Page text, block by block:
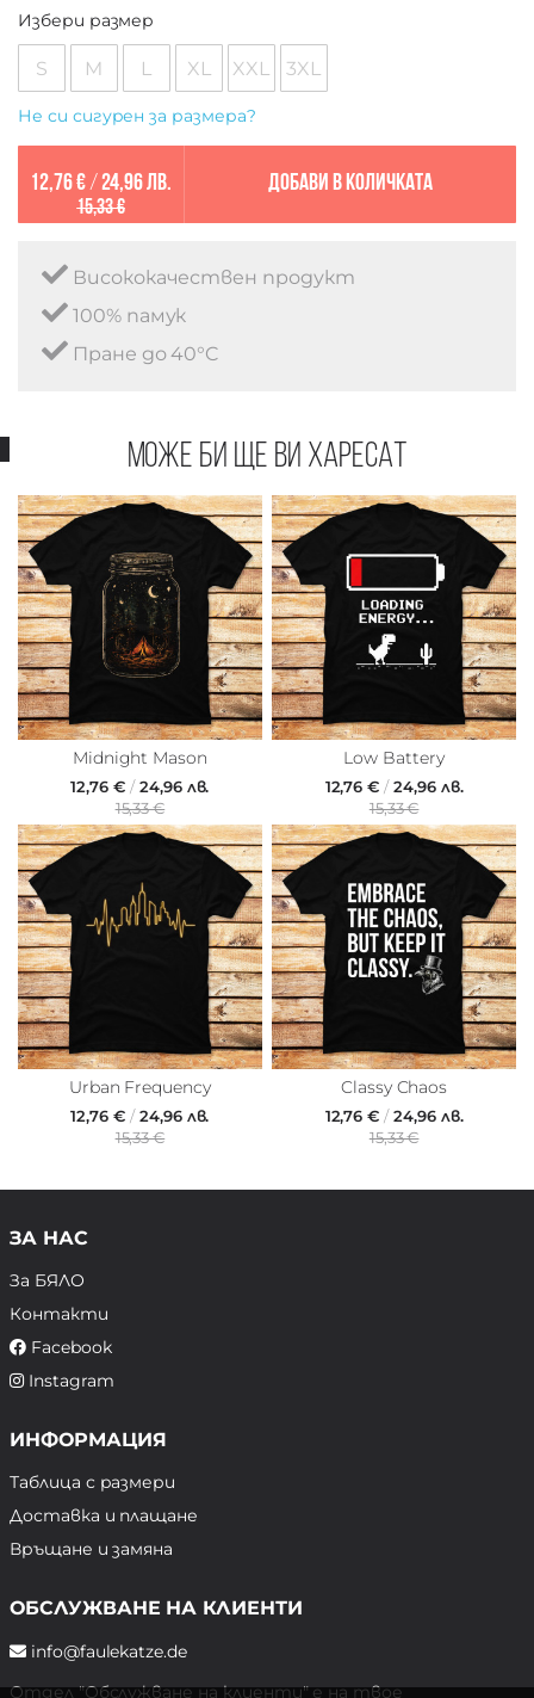
Избери размер
S M L XL XXL 3XL
Не си сигурен за размера?
12,76 €/ 24,96 лв.
15,33 €
Добави в количката
Висококачествен продукт
100% памук
Пране до 40°C
Може би ще ви харесат
Midnight Mason
12,76 € /24,96 лв.
15,33 €
Low Battery
12,76 €/24,96 лв.
15,33 €
Urban Frequency
12,76 € /24,96 лв.
15,33 €
Classy Chaos
12,76 €/24,96 лв.
15,33 €
ЗА НАС
За БЯЛО
Контакти
Facebook
Instagram
ИНФОРМАЦИЯ
Таблица с размери
Доставка и плащане
Връщане и замяна
ОБСЛУЖВАНЕ НА КЛИЕНТИ
info@faulekatze.de
Отдел "Обслужване на клиенти" е на твое